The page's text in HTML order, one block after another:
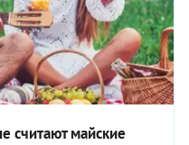
считают майские